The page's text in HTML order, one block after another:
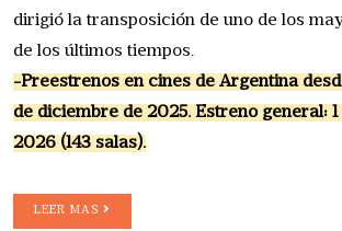
dirigió la transposición de uno de los
de los últimos tiempos.
-Preestrenos en cines de Argentina
de diciembre de 2025. Estreno general:
2026 (143 salas).
LEER MAS